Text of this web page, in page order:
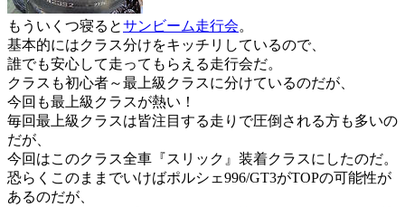
もういくつ寝るとサンビーム走行会。
基本的にはクラス分けをキッチリしているので、
誰でも安心して走ってもらえる走行会だ。
クラスも初心者～最上級クラスに分けているのだが、
今回も最上級クラスが熱い！
毎回最上級クラスは皆注目する走りで圧倒される方も多いの
だが、
今回はこのクラス全車『スリック』装着クラスにしたのだ。
恐らくこのままでいけばポルシェ996/GT3がTOPの可能性が
あるのだが、